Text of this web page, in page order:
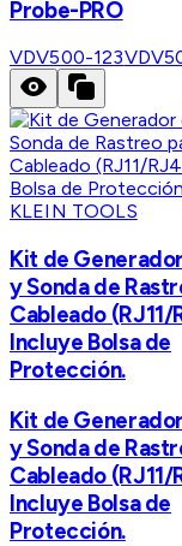
Probe-PRO
VDV500-123
KLEIN TOOLS
Kit de
y Sonda de
Cableado (RJ11/
Incluye Bolsa de
Protección.
Kit de
y Sonda de
Cableado (RJ11/
Incluye Bolsa de
Protección.